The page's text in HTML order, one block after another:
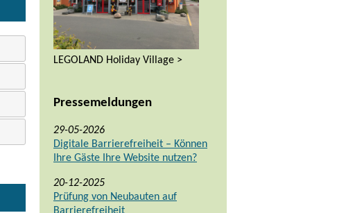
LEGOLAND Holiday Village >
Pressemeldungen
29-05-2026
Digitale Barrierefreiheit – Können
Ihre Gäste Ihre Website nutzen?
20-12-2025
Prüfung von Neubauten auf